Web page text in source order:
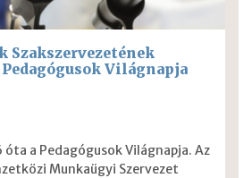
Szakszervezetének
Világnapja
a Pedagógusok Világnapja. Az
Munkaügyi Szervezet